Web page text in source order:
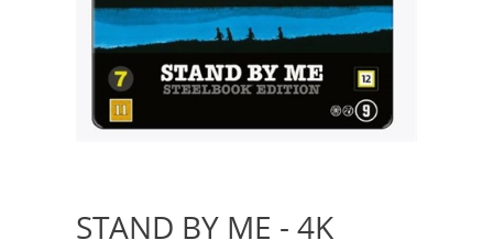
STAND BY ME - 4K